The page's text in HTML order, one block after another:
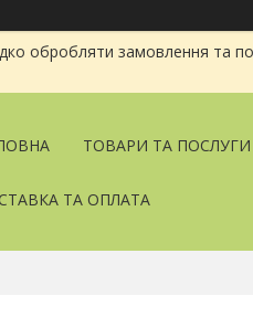
обробляти замовлення та
ТОВАРИ ТА ПОСЛУГИ
ТА ОПЛАТА